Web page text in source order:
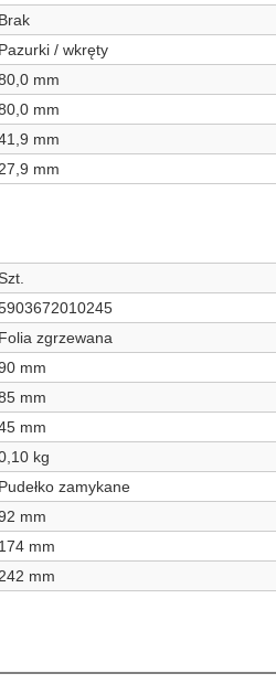
Brak
Pazurki / wkręty
mm
mm
mm
27,9 mm
Folia zgrzewana
mm
mm
mm
kg
Pudełko zamykane
mm
174 mm
242 mm